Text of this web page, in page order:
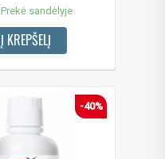
Prekė sandėlyje
Į KREPŠELĮ
-40%